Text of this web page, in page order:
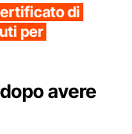
di
per
avere